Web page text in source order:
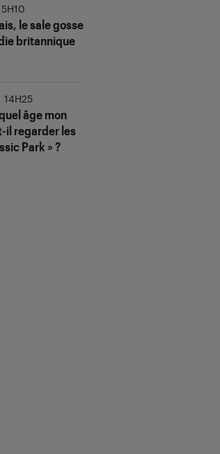
le sale gosse
britannique
âge mon
il regarder les
Park » ?
14H25